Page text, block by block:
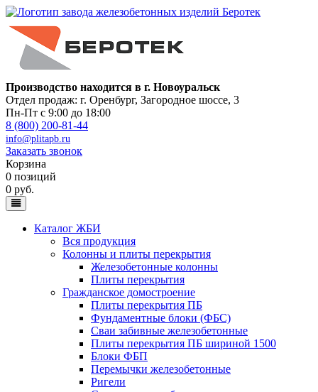
Производство находится в г. Новоуральск
Отдел продаж: г. Оренбург, Загородное шоссе, 3
Пн-Пт с 9:00 до 18:00
8 (800) 200-81-44
info@plitapb.ru
Заказать звонок
Корзина
0 позиций
0 руб.
Каталог ЖБИ
Вся продукция
Колонны и плиты перекрытия
Железобетонные колонны
Плиты перекрытия
Гражданское домостроение
Плиты перекрытия ПБ
Фундаментные блоки (ФБС)
Сваи забивные железобетонные
Плиты перекрытия ПБ шириной 1500
Блоки ФБП
Перемычки железобетонные
Ригели